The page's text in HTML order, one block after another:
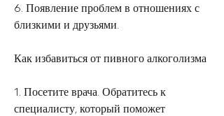
6. Появление проблем в отношениях с
близкими и друзьями.
Как избавиться от пивного алкоголизма
1. Посетите врача. Обратитесь к
специалисту, который поможет